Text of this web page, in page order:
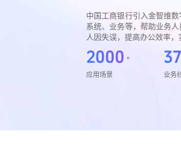
中国工商银行引入金智维
系统、业务等，帮助业务
人因失误，提高办公效率，
2000 +
应用场景
37
业务